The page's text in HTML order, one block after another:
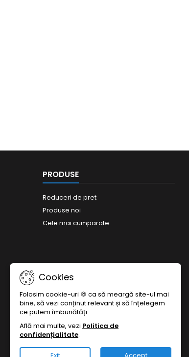
PRODUSE
Reduceri de pret
Produse noi
Cele mai cumparate
Cookies
Folosim cookie-uri 🍪 ca să meargă site-ul mai
bine, să vezi conținut relevant și să înțelegem
ce putem îmbunătăți.
Află mai multe, vezi Politica de
confidențialitate.